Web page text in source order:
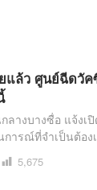
แล้ว ศูนย์ฉีดวัค
างบางซื่อ แจ้งเ
ารณ์ที่จำเป็นต้อง
เปิด
5,675